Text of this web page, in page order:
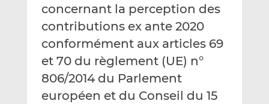
i
l
n
k
e
d
n
c
e
b
o
o
k
concernant la perception des
contributions ex ante 2020
conformément aux articles 69
et 70 du règlement (UE) n°
806/2014 du Parlement
européen et du Conseil du 15